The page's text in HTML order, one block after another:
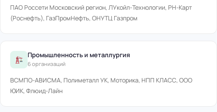
ПАО Россети Московский регион, ЛУкойл-Технологии, РН-Карт
(Роснефть), ГазПромНефть, ОНУТЦ Газпром
Промышленность и металлургия
6 организаций
ВСМПО-АВИСМА, Полиметалл УК, Моторика, НПП КЛАСС, ООО
ЮИК, Флюид-Лайн